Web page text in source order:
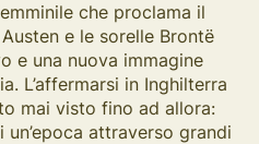
che proclama il
e le sorelle Brontë
e una nuova immagine
L’affermarsi in Inghilterra
mai visto fino ad allora:
attraverso grandi